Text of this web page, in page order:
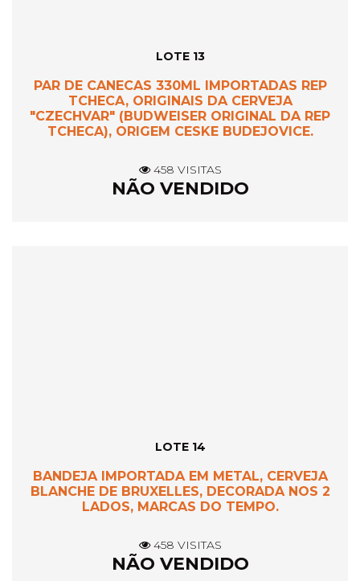
LOTE 13
PAR DE CANECAS 330ML IMPORTADAS REP
TCHECA, ORIGINAIS DA CERVEJA
"CZECHVAR" (BUDWEISER ORIGINAL DA REP
TCHECA), ORIGEM CESKE BUDEJOVICE.
458 VISITAS
NÃO VENDIDO
LOTE 14
BANDEJA IMPORTADA EM METAL, CERVEJA
BLANCHE DE BRUXELLES, DECORADA NOS 2
LADOS, MARCAS DO TEMPO.
458 VISITAS
NÃO VENDIDO